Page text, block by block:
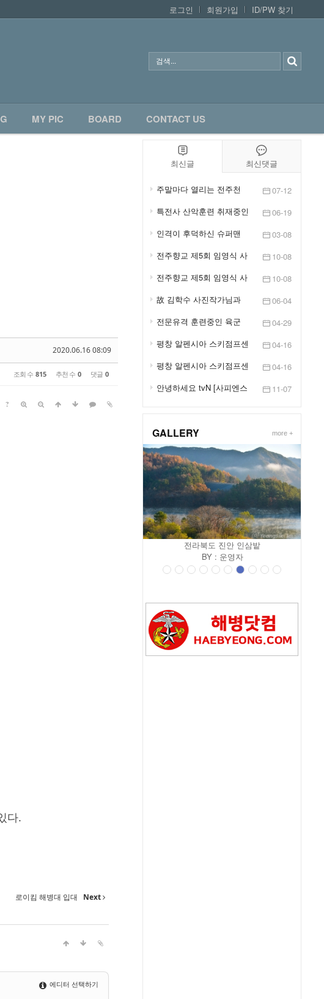
로그인
회원가입 ID/PW 찾기
MY PIC BOARD CONTACT US
최신글 최신댓글
주말마다 열리는 전주천
07-12
특전사 산악훈련 취재중인
06-19
인격이 후덕하신 슈퍼맨
03-08
전주향교 제5회 임영식 사
10-08
전주향교 제5회 임영식 사
10-08
故 김학수 사진작가님과
06-04
전문유격 훈련중인 육군
04-29
평창 알펜시아 스키점프센
04-16
평창 알펜시아 스키점프센
04-16
안녕하세요 tvN [사피엔스
11-07
GALLERY more +
전라북도 진안 인삼밭
BY : 운영자
2020.06.16 08:09
조회 수 815 추천 수 0 댓글 0
?
다.
로이킴 해병대 입대 Next
에디터 선택하기